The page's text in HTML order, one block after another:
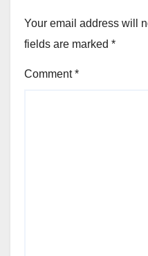
Your email address will
fields are marked *
Comment*